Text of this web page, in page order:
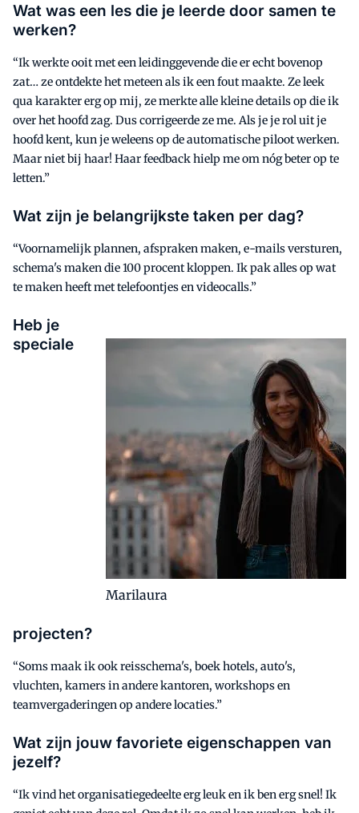
Wat was een les die je leerde door samen te
werken?
“Ik werkte ooit met een leidinggevende die er echt bovenop
zat… ze ontdekte het meteen als ik een fout maakte. Ze leek
qua karakter erg op mij, ze merkte alle kleine details op die ik
over het hoofd zag. Dus corrigeerde ze me. Als je je rol uit je
hoofd kent, kun je weleens op de automatische piloot werken.
Maar niet bij haar! Haar feedback hielp me om nóg beter op te
letten.”
Wat zijn je belangrijkste taken per dag?
“Voornamelijk plannen, afspraken maken, e-mails versturen,
schema's maken die 100 procent kloppen. Ik pak alles op wat
te maken heeft met telefoontjes en videocalls.”
Marilaura
Heb je
speciale
projecten?
“Soms maak ik ook reisschema's, boek hotels, auto's,
vluchten, kamers in andere kantoren, workshops en
teamvergaderingen op andere locaties.”
Wat zijn jouw favoriete eigenschappen van
jezelf?
“Ik vind het organisatiegedeelte erg leuk en ik ben erg snel! Ik